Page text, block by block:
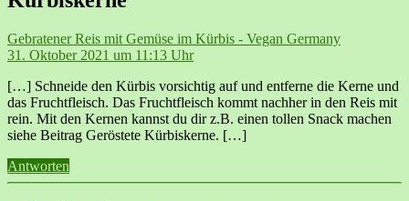
Gebratener Reis mit Gemüse im Kürbis - Vegan Germanysagt:
31. Oktober 2021 um 11:13 Uhr
[…] Schneide den Kürbis vorsichtig auf und entferne die Kerne und
das Fruchtfleisch. Das Fruchtfleisch kommt nachher in den Reis mit
rein. Mit den Kernen kannst du dir z.B. einen tollen Snack machen
siehe Beitrag Geröstete Kürbiskerne. […]
Antworten